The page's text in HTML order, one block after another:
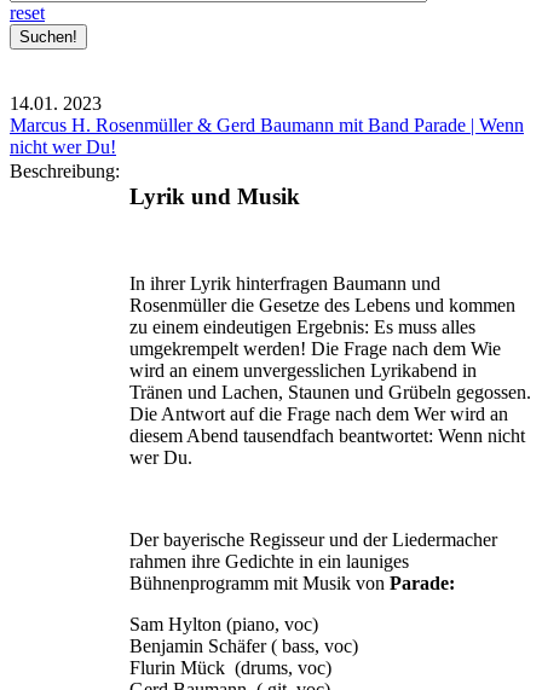
reset
14.01. 2023
Marcus H. Rosenmüller & Gerd Baumann mit Band Parade | Wenn
nicht wer Du!
Beschreibung:
Lyrik und Musik
In ihrer Lyrik hinterfragen Baumann und
Rosenmüller die Gesetze des Lebens und kommen
zu einem eindeutigen Ergebnis: Es muss alles
umgekrempelt werden! Die Frage nach dem Wie
wird an einem unvergesslichen Lyrikabend in
Tränen und Lachen, Staunen und Grübeln gegossen.
Die Antwort auf die Frage nach dem Wer wird an
diesem Abend tausendfach beantwortet: Wenn nicht
wer Du.
Der bayerische Regisseur und der Liedermacher
rahmen ihre Gedichte in ein launiges
Bühnenprogramm mit Musik von Parade:
Sam Hylton (piano, voc)
Benjamin Schäfer ( bass, voc)
Flurin Mück (drums, voc)